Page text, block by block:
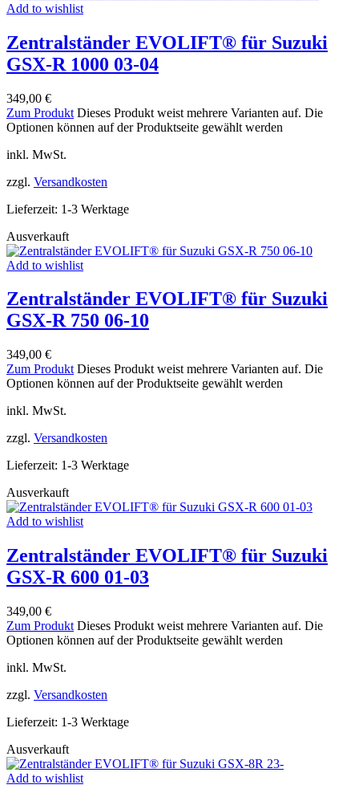
Add to wishlist
Zentralständer EVOLIFT® für Suzuki
GSX-R 1000 03-04
349,00 €
Zum Produkt Dieses Produkt weist mehrere Varianten auf. Die
Optionen können auf der Produktseite gewählt werden
inkl. MwSt.
zzgl. Versandkosten
Lieferzeit: 1-3 Werktage
Ausverkauft
Add to wishlist
Zentralständer EVOLIFT® für Suzuki
GSX-R 750 06-10
349,00 €
Zum Produkt Dieses Produkt weist mehrere Varianten auf. Die
Optionen können auf der Produktseite gewählt werden
inkl. MwSt.
zzgl. Versandkosten
Lieferzeit: 1-3 Werktage
Ausverkauft
Add to wishlist
Zentralständer EVOLIFT® für Suzuki
GSX-R 600 01-03
349,00 €
Zum Produkt Dieses Produkt weist mehrere Varianten auf. Die
Optionen können auf der Produktseite gewählt werden
inkl. MwSt.
zzgl. Versandkosten
Lieferzeit: 1-3 Werktage
Ausverkauft
Add to wishlist